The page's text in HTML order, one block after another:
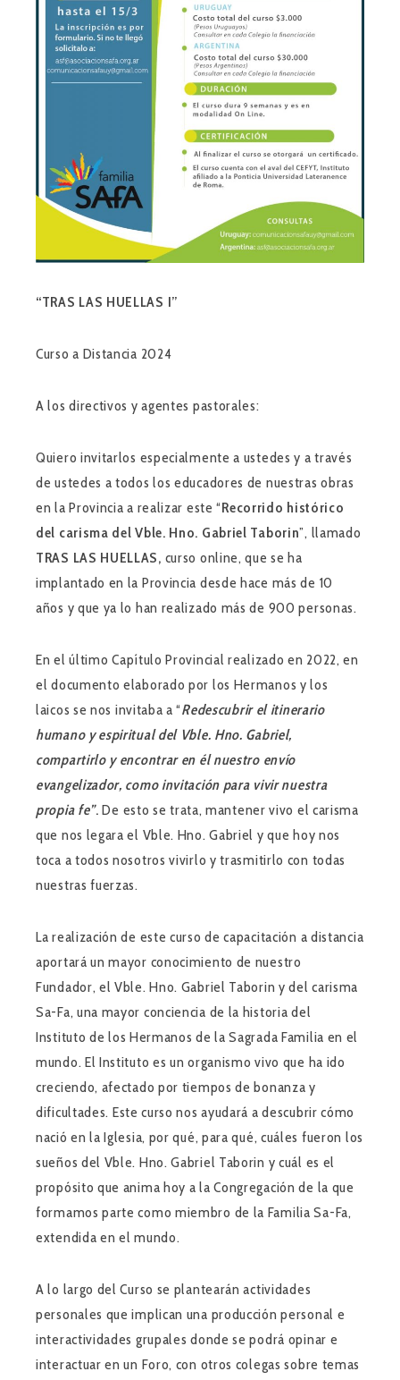
“TRAS LAS HUELLAS I”
Curso a Distancia 2024
A los directivos y agentes pastorales:
Quiero invitarlos especialmente a ustedes y a través
de ustedes a todos los educadores de nuestras obras
en la Provincia a realizar este “Recorrido histórico
del carisma del Vble. Hno. Gabriel Taborin”, llamado
TRAS LAS HUELLAS, curso online, que se ha
implantado en la Provincia desde hace más de 10
años y que ya lo han realizado más de 900 personas.
En el último Capítulo Provincial realizado en 2022, en
el documento elaborado por los Hermanos y los
laicos se nos invitaba a “Redescubrir el itinerario
humano y espiritual del Vble. Hno. Gabriel,
compartirlo y encontrar en él nuestro envío
evangelizador, como invitación para vivir nuestra
propia fe”. De esto se trata, mantener vivo el carisma
que nos legara el Vble. Hno. Gabriel y que hoy nos
toca a todos nosotros vivirlo y trasmitirlo con todas
nuestras fuerzas.
La realización de este curso de capacitación a distancia
aportará un mayor conocimiento de nuestro
Fundador, el Vble. Hno. Gabriel Taborin y del carisma
Sa-Fa, una mayor conciencia de la historia del
Instituto de los Hermanos de la Sagrada Familia en el
mundo. El Instituto es un organismo vivo que ha ido
creciendo, afectado por tiempos de bonanza y
dificultades. Este curso nos ayudará a descubrir cómo
nació en la Iglesia, por qué, para qué, cuáles fueron los
sueños del Vble. Hno. Gabriel Taborin y cuál es el
propósito que anima hoy a la Congregación de la que
formamos parte como miembro de la Familia Sa-Fa,
extendida en el mundo.
A lo largo del Curso se plantearán actividades
personales que implican una producción personal e
interactividades grupales donde se podrá opinar e
interactuar en un Foro, con otros colegas sobre temas